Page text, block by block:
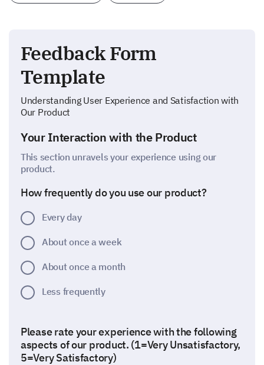
Feedback Form
Template
Understanding User Experience and Satisfaction with
Our Product
Your Interaction with the Product
This section unravels your experience using our
product.
How frequently do you use our product?
Every day
About once a week
About once a month
Less frequently
Please rate your experience with the following
aspects of our product. (1=Very Unsatisfactory,
5=Very Satisfactory)